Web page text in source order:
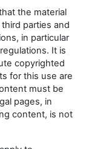
the material
parties and
in particular
It is
copyrighted
for this use are
must be
pages, in
content, is not